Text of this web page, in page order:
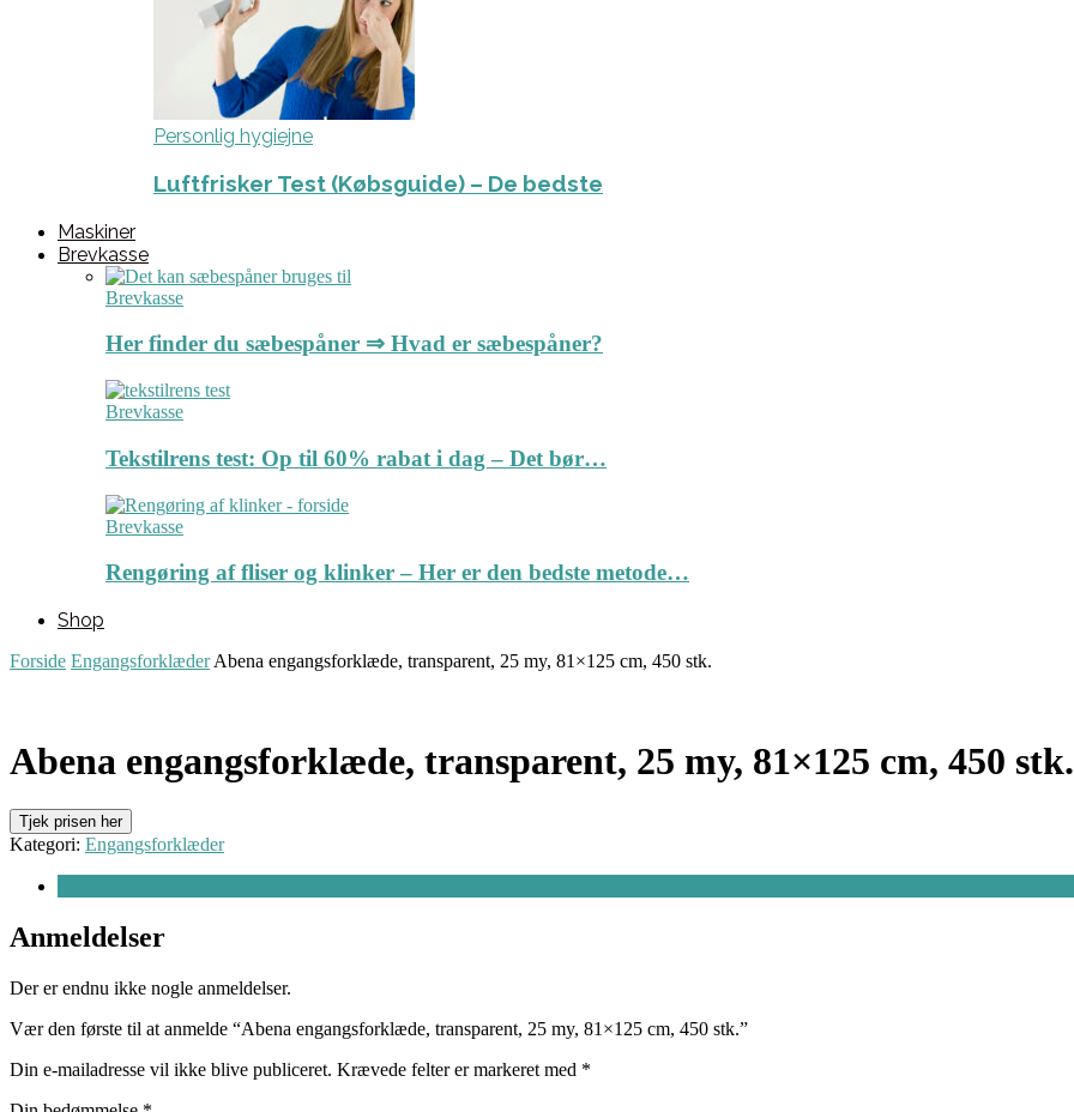
Personlig hygiejne
Luftfrisker Test (Købsguide) – De bedste
Maskiner
Brevkasse
Brevkasse
Her finder du sæbespåner ⇒ Hvad er sæbespåner?
Brevkasse
Tekstilrens test: Op til 60% rabat i dag – Det bør…
Brevkasse
Rengøring af fliser og klinker – Her er den bedste metode…
Shop
Forside Engangsforklæder Abena engangsforklæde, transparent, 25 my, 81×125 cm, 450 stk.
Abena engangsforklæde, transparent, 25 my, 81×125 cm, 450 stk.
Tjek prisen her
Kategori: Engangsforklæder
Anmeldelser
Der er endnu ikke nogle anmeldelser.
Vær den første til at anmelde “Abena engangsforklæde, transparent, 25 my, 81×125 cm, 450 stk.”
Din e-mailadresse vil ikke blive publiceret. Krævede felter er markeret med *